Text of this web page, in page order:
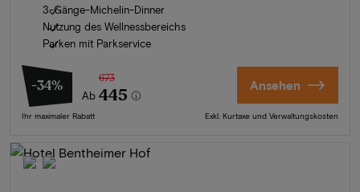
3-Gänge-Michelin-Dinner
Nutzung des Wellnessbereichs
Parken mit Parkservice
-34%
Ab
673
445
Ihr maximaler Rabatt
Ansehen
Exkl. Kurtaxe und Verwaltungskosten